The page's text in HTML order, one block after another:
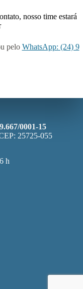
nosso time estará
pelo WhatsApp: (24) 9
0001-15
25725-055
h